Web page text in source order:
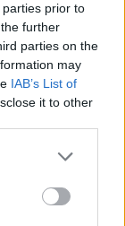
prior to
further
parties on the
may
IAB’s List of
it to other
vnitřních
Mrlina, vedoucí
Oldřich
mluvčí Miriam
na České
Na dotaz ČTK
O jejich
Zprávy.
jsou psi